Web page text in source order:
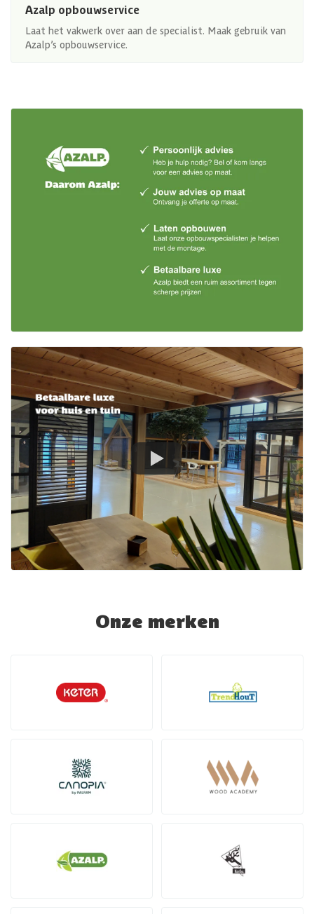
Azalp opbouwservice
Laat het vakwerk over aan de specialist. Maak gebruik van
Azalp’s opbouwservice.
Onze merken